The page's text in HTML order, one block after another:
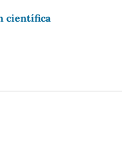
científica